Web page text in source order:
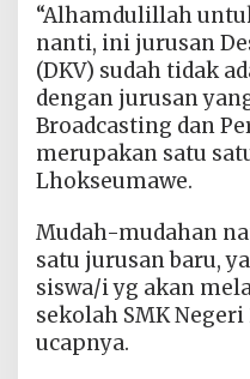
“Alhamdulillah
nanti, ini jurusan
(DKV) sudah tidak
dengan jurusan
Broadcasting dan
merupakan satu
Lhokseumawe.
Mudah-mudahan
satu jurusan baru,
siswa/i yg akan
sekolah SMK
ucapnya.